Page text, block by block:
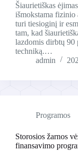
Šiaurietiškas
išmokstama
turi tiesioginį ir
tam, kad
lazdomis dirbtų 90
techniką.…
admin
Programos
Storosios žarnos
finansavimo